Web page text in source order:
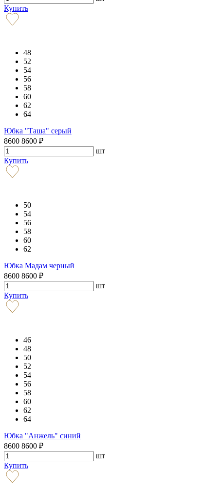
Купить
48
52
54
56
58
60
62
64
Юбка "Таша" серый
8600 8600 ₽
шт
Купить
50
54
56
58
60
62
Юбка Мадам черный
8600 8600 ₽
шт
Купить
46
48
50
52
54
56
58
60
62
64
Юбка "Анжель" синий
8600 8600 ₽
шт
Купить